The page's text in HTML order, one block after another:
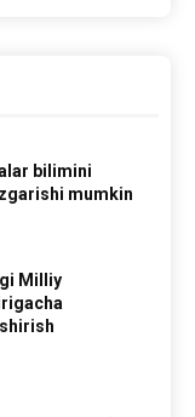
bilimini
mumkin
Milliy